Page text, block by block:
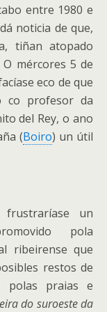
entre 1980 e
noticia de que,
tiñan atopado
mércores 5 de
eco de que
co profesor da
del Rey, o ano
(Boiro) un útil
un
pola
ribeirense que
restos de
polas praias e
do suroeste da